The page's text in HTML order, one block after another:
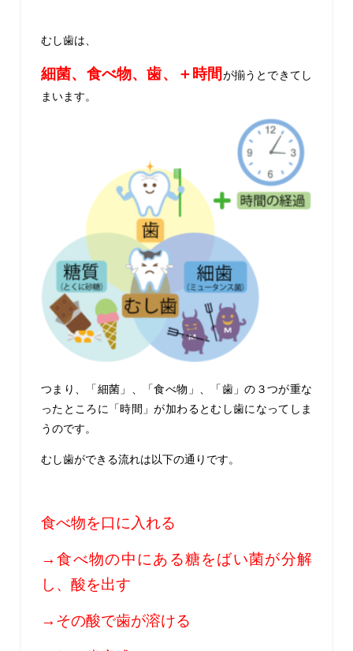
むし歯は、
細菌、食べ物、歯、＋時間が揃うとできてし
まいます。
つまり、「細菌」、「食べ物」、「歯」の３つが重な
ったところに「時間」が加わるとむし歯になってしま
うのです。
むし歯ができる流れは以下の通りです。
食べ物を口に入れる
→食べ物の中にある糖をばい菌が分解
し、酸を出す
→その酸で歯が溶ける